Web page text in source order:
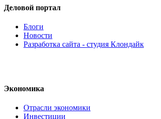
Деловой портал
Блоги
Новости
Разработка сайта - студия Клондайк
Экономика
Отрасли экономики
Инвестиции